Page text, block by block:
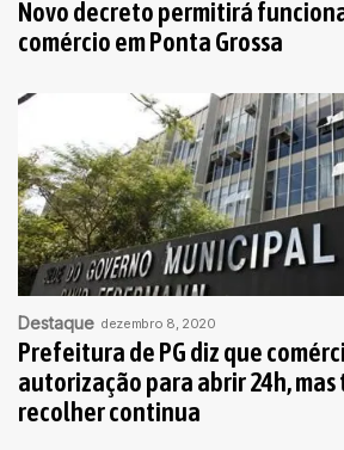
Novo decreto permitirá
comércio em Ponta Grossa
Destaque dezembro 8, 2020
Prefeitura de PG diz que
autorização para abrir 24h, mas
recolher continua